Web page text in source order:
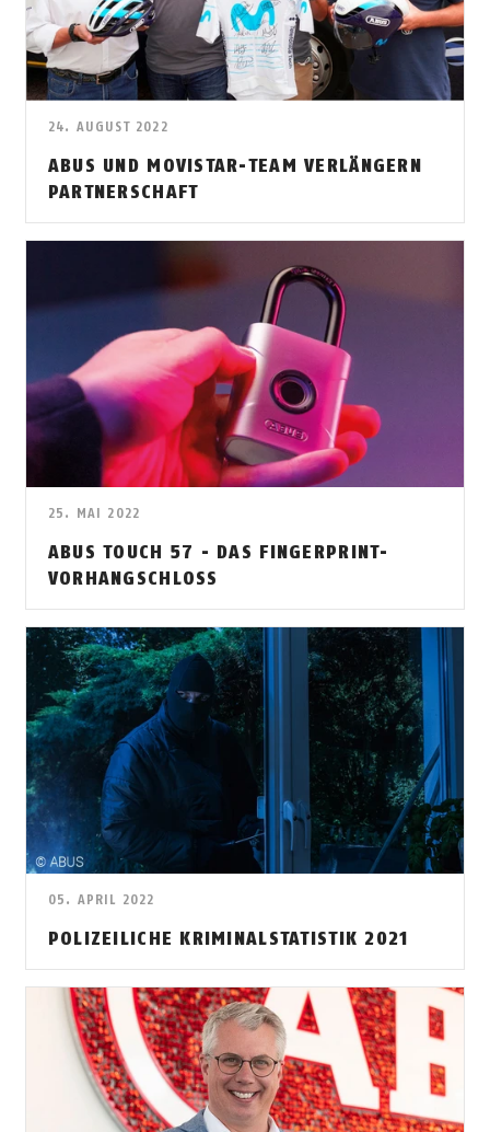
24. AUGUST 2022
ABUS UND MOVISTAR-TEAM VERLÄNGERN
PARTNERSCHAFT
25. MAI 2022
ABUS TOUCH 57 - DAS FINGERPRINT-
VORHANGSCHLOSS
05. APRIL 2022
POLIZEILICHE KRIMINALSTATISTIK 2021